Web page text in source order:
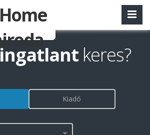
ingatlant keres?
Kiadó